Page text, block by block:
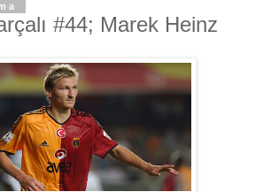
#44; Marek Heinz